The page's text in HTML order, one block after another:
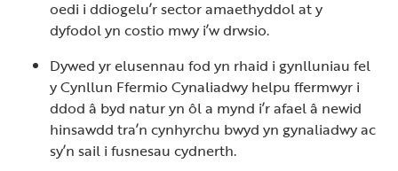
oedi i ddiogelu’r sector amaethyddol at y
dyfodol yn costio mwy i’w drwsio.
Dywed yr elusennau fod yn rhaid i gynlluniau fel
y Cynllun Ffermio Cynaliadwy helpu ffermwyr i
ddod â byd natur yn ôl a mynd i’r afael â newid
hinsawdd tra’n cynhyrchu bwyd yn gynaliadwy ac
sy’n sail i fusnesau cydnerth.